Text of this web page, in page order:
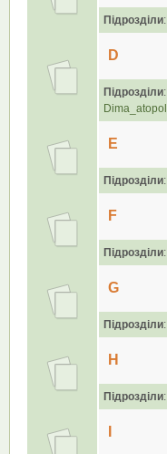
Підрозділи:
D
Підрозділи:
Dima_atopol
E
Підрозділи:
F
Підрозділи:
G
Підрозділи:
H
Підрозділи: